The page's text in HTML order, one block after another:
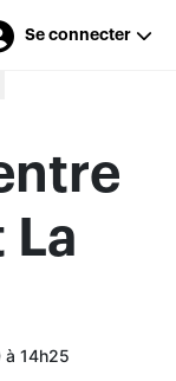
Se connecter
La
à 14h25